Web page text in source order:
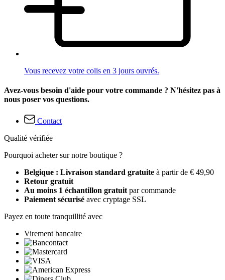
Vous recevez votre colis en 3 jours ouvrés.
Avez-vous besoin d'aide pour votre commande ? N'hésitez pas à
nous poser vos questions.
Contact
Qualité vérifiée
Pourquoi acheter sur notre boutique ?
Belgique : Livraison standard gratuite à partir de € 49,90
Retour gratuit
Au moins 1 échantillon gratuit par commande
Paiement sécurisé avec cryptage SSL
Payez en toute tranquillité avec
Virement bancaire